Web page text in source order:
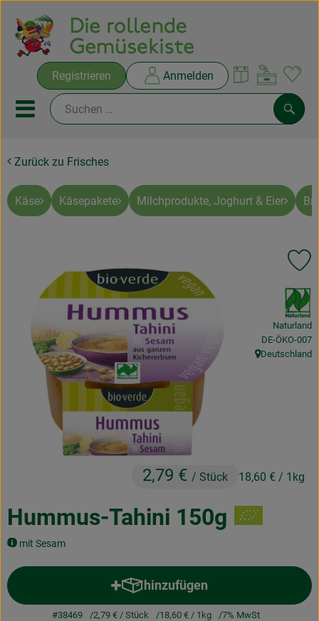
Registrieren Anmelden
Mobiles Menu öffnen oder
Ökokisten
Rezepte
NEUES & ANGEBOTE
Ökokisten
Obst & Gemüse
Frisches
Naturkost
Getränke
Drogerie & Diverses
Lieferservice
Über uns
Infos
Geschäftskunden
Zurück zu Frisches
Käse Käsepakete Milchprodukte, Joghurt & Eier
Hummus-Tahini 150g
mit Sesam
2,79 € / Stück 18,60 € / 1kg
, Verband:
Naturland
, Kontrollstelle:
DE-ÖKO-007
, Herkunft:
Deutschland
hinzufügen
Produkt zum Warenkorb
#38469 2,79 € / Stück 18,60 € / 1kg 7% MwSt